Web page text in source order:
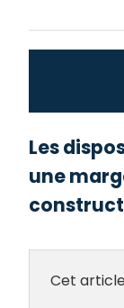
Les
une
Cet